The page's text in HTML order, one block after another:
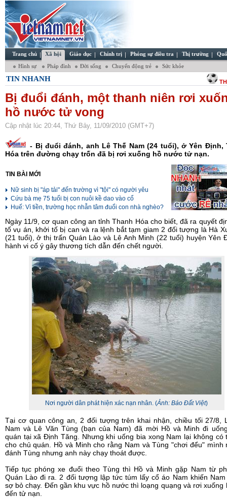
Trang chủ Xã hội Giáo dục Chính trị Phóng sự điều tra Thị trường
Hình sự Pháp đình Đời sống Chuyển động trẻ Sức khỏe
TIN NHANH
Bị đuổi đánh, một thanh niên rơi
hồ nước tử vong
Cập nhật lúc 20:44, Thứ Bảy, 11/09/2010 (GMT+7)
- Bị đuổi đánh, anh Lê Thế Nam (24 tuổi), ở Yên Định,
Hóa trên đường chạy trốn đã bị rơi xuống hồ nước tử nạn.
TIN BÀI MỚI
Nữ sinh bị "áp tải" đến trường vì "tội" có người yêu
Cứu bà mẹ 75 tuổi bị con nuôi kề dao vào cổ
Huế: Vì tiền, trường học nhẫn tâm đuổi con nhà nghèo?
Ngày 11/9, cơ quan công an tỉnh Thanh Hóa cho biết, đã ra quyết
tố vụ án, khởi tố bị can và ra lệnh bắt tạm giam 2 đối tượng là Hà
(21 tuổi), ở thị trấn Quán Lào và Lê Anh Minh (22 tuổi) huyện Yên
hành vi cố ý gây thương tích dẫn đến chết người.
Nơi người dân phát hiện xác nạn nhân. (Ảnh: Báo Đất Việt)
Tại cơ quan công an, 2 đối tượng trên khai nhận, chiều tối 27/8,
Nam và Lê Văn Tùng (bạn của Nam) đã mời Hồ và Minh đi
quán tại xã Định Tăng. Nhưng khi uống bia xong Nam lại không có
cho chủ quán. Hồ và Minh cho rằng Nam và Tùng "chơi đểu" mình
đánh Tùng nhưng anh này chạy thoát được.
Tiếp tục phóng xe đuổi theo Tùng thì Hồ và Minh gặp Nam từ
Quán Lào đi ra. 2 đối tượng lập tức túm lấy cổ áo Nam khiến Nam
sợ bỏ chạy. Đến gần khu vực hồ nước thì loạng quạng và rơi xuống
đến tử nạn.